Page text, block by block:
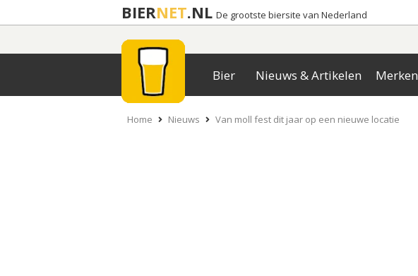
BIERNET.NL De grootste biersite van Nederland
Bier Nieuws & Artikelen Merken
Home Nieuws Van moll fest dit jaar op een nieuwe locatie